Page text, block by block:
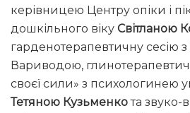
керівницею Центру опіки і
дошкільного віку Світланою
гарденотерапевтичну сесію
Вариводою,
своєї сили» з психологинею
Тетяною Кузьменкота звуко-